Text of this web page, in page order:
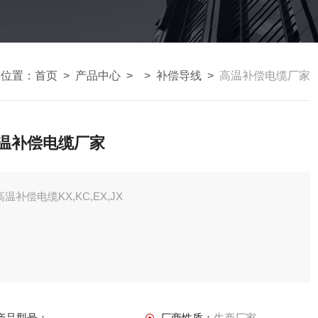
置： 首页 > 产品中心 > > 补偿导线 > 高温补偿电缆厂家
补偿电缆厂家
温补偿电缆KX,KC,EX,JX